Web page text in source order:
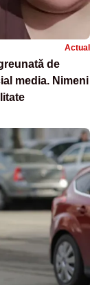
Actual
de
media. Nimeni